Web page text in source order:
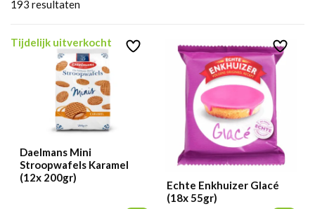
193 resultaten
Tijdelijk uitverkocht
Daelmans Mini
Stroopwafels Karamel
(12x 200gr)
Echte Enkhuizer Glacé
(18x 55gr)